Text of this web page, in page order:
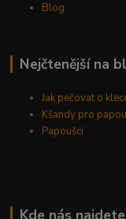
Blog
Nejčtenější na
Jak pečovat o
Kšandy pro
Papoušci
Kde nás najdete